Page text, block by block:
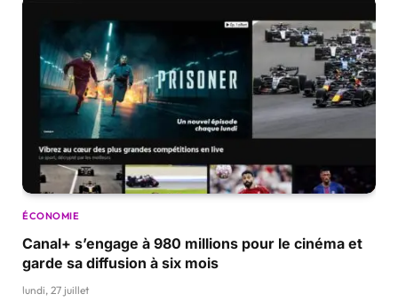
ÉCONOMIE
Canal+ s’engage à 980 millions pour le cinéma et
garde sa diffusion à six mois
lundi, 27 juillet